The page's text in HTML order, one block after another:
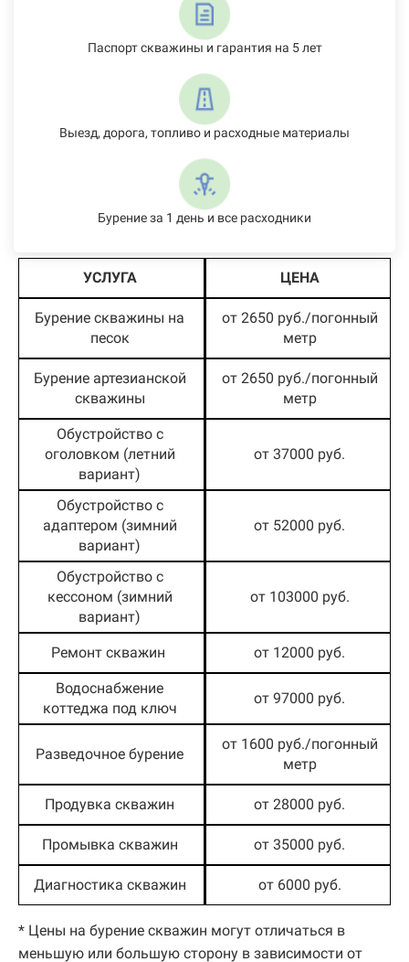
Паспорт скважины и гарантия на 5 лет
Выезд, дорога, топливо и расходные материалы
Бурение за 1 день и все расходники
УСЛУГА ЦЕНА
Бурение скважины на
песок
от 2650 руб./погонный
метр
Бурение артезианской
скважины
от 2650 руб./погонный
метр
Обустройство с
оголовком (летний
вариант)
от 37000 руб.
Обустройство с
адаптером (зимний
вариант)
от 52000 руб.
Обустройство с
кессоном (зимний
вариант)
от 103000 руб.
Ремонт скважин от 12000 руб.
Водоснабжение
коттеджа под ключ
от 97000 руб.
Разведочное бурение
от 1600 руб./погонный
метр
Продувка скважин от 28000 руб.
Промывка скважин от 35000 руб.
Диагностика скважин от 6000 руб.
* Цены на бурение скважин могут отличаться в
меньшую или большую сторону в зависимости от